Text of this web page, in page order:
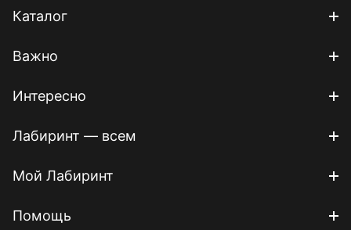
Каталог
Важно
Интересно
Лабиринт — всем
Мой Лабиринт
Помощь